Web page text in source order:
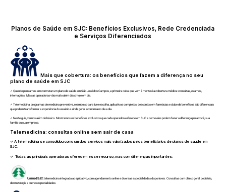
Planos de Saúde em SJC: Benefícios Exclusivos, Rede Credenciada
e Serviços Diferenciados
Mais que cobertura: os benefícios que fazem a diferença no seu
plano de saúde em SJC
✓ Quando pensamos em contratar um plano de saúde em São José dos Campos, a primeira coisa que vem à mente é a cobertura médica: consultas, exames,
internações. Mas as operadoras vão muito além disso hoje em dia.
✓ Telemedicina, programas de medicina preventiva, reembolso para livre escolha, aplicativos completos, descontos em farmácias e clube de benefícios são diferenciais
que podem transformar a experiência do usuário e ainda gerar economia no dia a dia.
✓ Neste guia, vamos além do básico. Mostramos os benefícios exclusivos que cada operadora oferece em SJC e como eles podem fazer a diferença para você, sua
família ou sua empresa.
Telemedicina: consultas online sem sair de casa
✓A telemedicina se consolidou como um dos serviços mais valorizados pelos beneficiários de planos de saúde em
SJC.
✓ Todas as principais operadoras oferecem esse recurso, mas com diferenças importantes:
Unimed SJC:telemedicina integrada ao aplicativo, com agendamento online e diversas especialidades disponíveis. Consultas com clínico geral, pediatria,
dermatologia e outras especialidades.